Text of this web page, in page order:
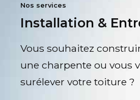
Nos services
Installation &
Vous souhaitez
une charpente ou vous
surélever votre toiture ?